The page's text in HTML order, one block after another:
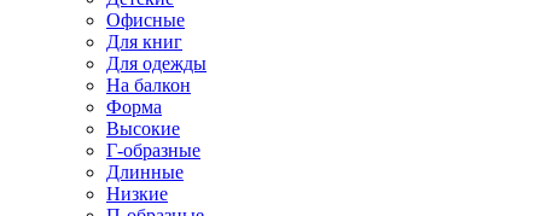
Офисные
Для книг
Для одежды
На балкон
Форма
Высокие
Г-образные
Длинные
Низкие